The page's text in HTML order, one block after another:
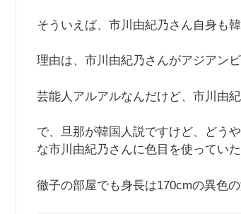
そういえば、市川由紀乃さん自身も
理由は、市川由紀乃さんがアジアン
芸能人アルアルなんだけど、市川由
で、旦那が韓国人説ですけど、どう
な市川由紀乃さんに色目を使ってい
徹子の部屋でも身長は170cmの異色